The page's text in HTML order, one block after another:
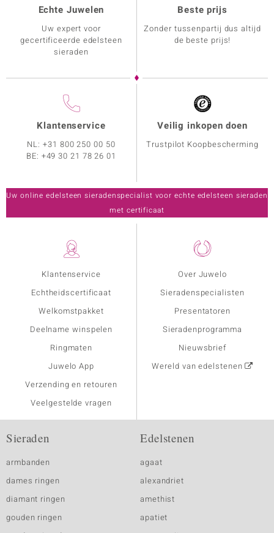
Klantenservice
Echtheidscertificaat
Welkomstpakket
Deelname winspelen
Ringmaten
Juwelo App
Verzending en retouren
Veelgestelde vragen
Over Juwelo
Sieradenspecialisten
Presentatoren
Sieradenprogramma
Nieuwsbrief
Wereld van edelstenen
Echte Juwelen
Uw expert voor
gecertificeerde edelsteen
sieraden
Beste prijs
Zonder tussenpartij dus altijd
de beste prijs!
Klantenservice
NL:+31 800 250 00 50
BE: +49 30 21 78 26 01
Veilig inkopen doen
Trustpilot Koopbescherming
Uw online edelsteen sieradenspecialist voor echte edelsteen sieraden
met certificaat
Sieraden
armbanden
dames ringen
diamant ringen
gouden ringen
Edelstenen
agaat
alexandriet
amethist
apatiet